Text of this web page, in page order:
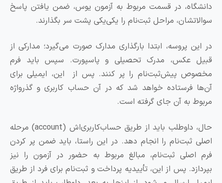
در قسمت مربوط به آزمون یوس، ضمن یافتن پاسخ
مراحل ثبت‌نام را یکی‌یکی پشت سر بگذارند.
پروسه، ابتدا بارگذاری مدارک صورت می‌گیرد؛ مدارکی از
عکس، مدرک تحصیلی و پاسپورت. سپس باید فرم
پیش‌ثبت‌نام را پر کنند. پس از این، ایمیلی برای
فرستاده خواهد شد که در آن حساب کاربری و گذرواژه
به آن جای گرفته است.
حال، داوطلب باید از طریق حساب‌کاربری‌اش (account) مرحله
را انجام دهد. در این راستا، باید ضمن پر کردن
ثبت‌نام، مبالغ مربوط به حضور در آزمون را نیز
پس از این، تأییدیه پرداخت و ثبت‌نام برای فرد از طریق